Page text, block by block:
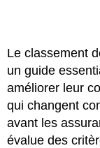
Le classement
un guide
améliorer leur
qui changent
avant les
évalue des